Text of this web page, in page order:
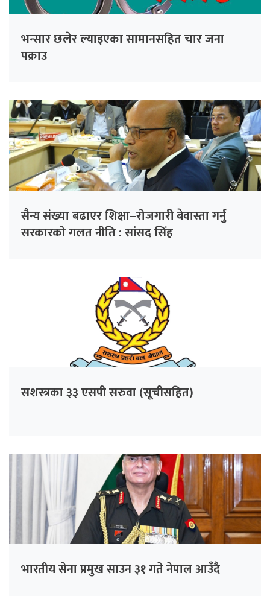
भन्सार छलेर ल्याइएका सामानसहित चार जना
पक्राउ
सैन्य संख्या बढाएर शिक्षा–रोजगारी बेवास्ता गर्नु
सरकारको गलत नीति : सांसद सिंह
सशस्त्रका ३३ एसपी सरुवा (सूचीसहित)
भारतीय सेना प्रमुख साउन ३१ गते नेपाल आउँदै